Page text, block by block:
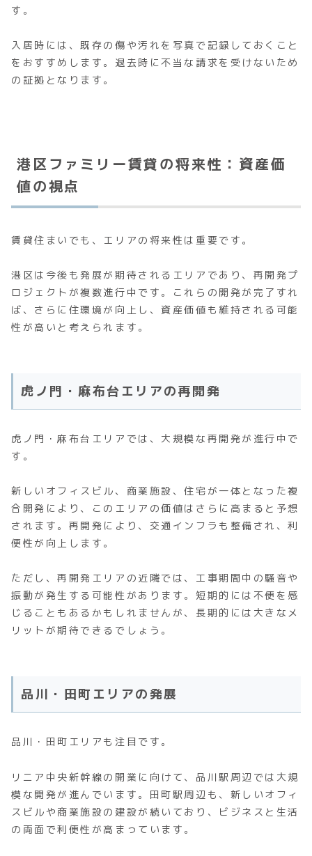
す。
入居時には、既存の傷や汚れを写真で記録しておくこと
をおすすめします。退去時に不当な請求を受けないため
の証拠となります。
港区ファミリー賃貸の将来性：資産価
値の視点
賃貸住まいでも、エリアの将来性は重要です。
港区は今後も発展が期待されるエリアであり、再開発プ
ロジェクトが複数進行中です。これらの開発が完了すれ
ば、さらに住環境が向上し、資産価値も維持される可能
性が高いと考えられます。
虎ノ門・麻布台エリアの再開発
虎ノ門・麻布台エリアでは、大規模な再開発が進行中で
す。
新しいオフィスビル、商業施設、住宅が一体となった複
合開発により、このエリアの価値はさらに高まると予想
されます。再開発により、交通インフラも整備され、利
便性が向上します。
ただし、再開発エリアの近隣では、工事期間中の騒音や
振動が発生する可能性があります。短期的には不便を感
じることもあるかもしれませんが、長期的には大きなメ
リットが期待できるでしょう。
品川・田町エリアの発展
品川・田町エリアも注目です。
リニア中央新幹線の開業に向けて、品川駅周辺では大規
模な開発が進んでいます。田町駅周辺も、新しいオフィ
スビルや商業施設の建設が続いており、ビジネスと生活
の両面で利便性が高まっています。